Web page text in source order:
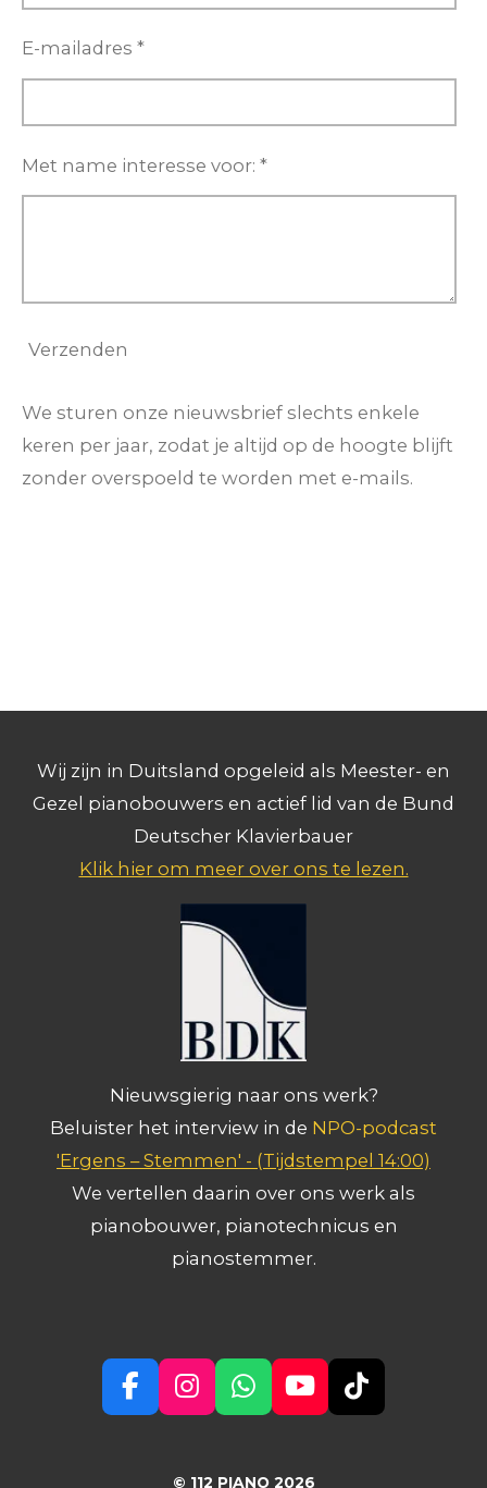
E-mailadres *
Met name interesse voor: *
Verzenden
We sturen onze nieuwsbrief slechts enkele
keren per jaar, zodat je altijd op de hoogte blijft
zonder overspoeld te worden met e-mails.
Wij zijn in Duitsland opgeleid als Meester- en
Gezel pianobouwers en actief lid van de Bund
Deutscher Klavierbauer
Klik hier om meer over ons te lezen.
Nieuwsgierig naar ons werk?
Beluister het interview in de NPO-podcast
'Ergens – Stemmen' - (Tijdstempel 14:00)
We vertellen daarin over ons werk als
pianobouwer, pianotechnicus en
pianostemmer.
F
a
I
n
t
W
h
t
Y
o
T
T
i
© 112 PIANO 2026